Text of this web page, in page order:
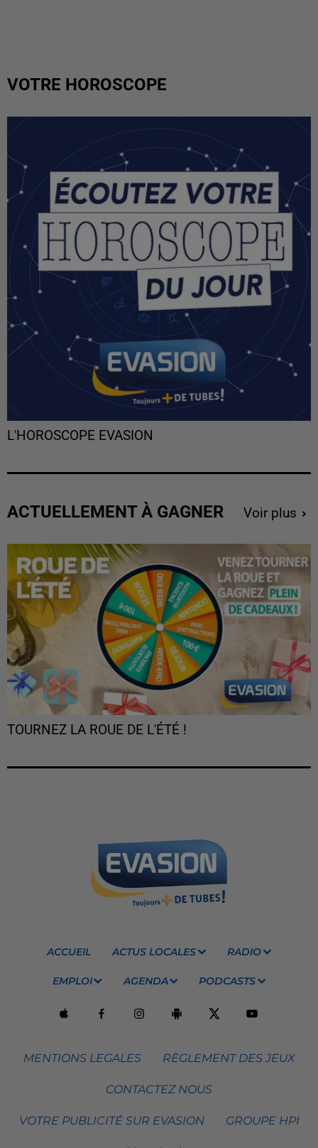
VOTRE HOROSCOPE
L'HOROSCOPE EVASION
ACTUELLEMENT À GAGNER Voir plus
TOURNEZ LA ROUE DE L'ÉTÉ !
ACCUEIL ACTUS LOCALES RADIO
EMPLOI AGENDA PODCASTS
MENTIONS LEGALES RÈGLEMENT DES JEUX
CONTACTEZ NOUS
VOTRE PUBLICITÉ SUR EVASION GROUPE HPI